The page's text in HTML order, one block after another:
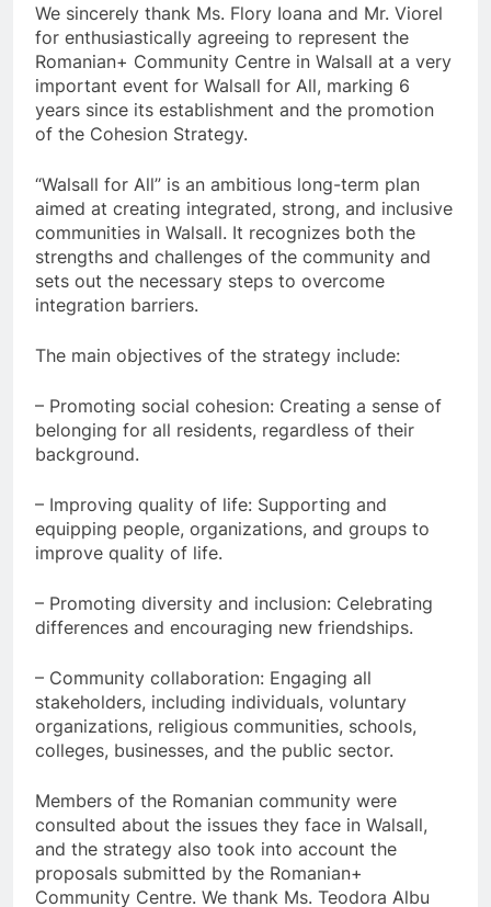
We sincerely thank Ms. Flory Ioana and Mr. Viorel
for enthusiastically agreeing to represent the
Romanian+ Community Centre in Walsall at a very
important event for Walsall for All, marking 6
years since its establishment and the promotion
of the Cohesion Strategy.
“Walsall for All” is an ambitious long-term plan
aimed at creating integrated, strong, and inclusive
communities in Walsall. It recognizes both the
strengths and challenges of the community and
sets out the necessary steps to overcome
integration barriers.
The main objectives of the strategy include:
– Promoting social cohesion: Creating a sense of
belonging for all residents, regardless of their
background.
– Improving quality of life: Supporting and
equipping people, organizations, and groups to
improve quality of life.
– Promoting diversity and inclusion: Celebrating
differences and encouraging new friendships.
– Community collaboration: Engaging all
stakeholders, including individuals, voluntary
organizations, religious communities, schools,
colleges, businesses, and the public sector.
Members of the Romanian community were
consulted about the issues they face in Walsall,
and the strategy also took into account the
proposals submitted by the Romanian+
Community Centre. We thank Ms. Teodora Albu